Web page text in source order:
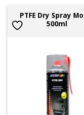
PTFE Dry Spray
500ml